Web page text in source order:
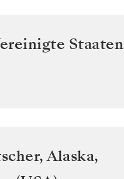
Staaten
Alaska,